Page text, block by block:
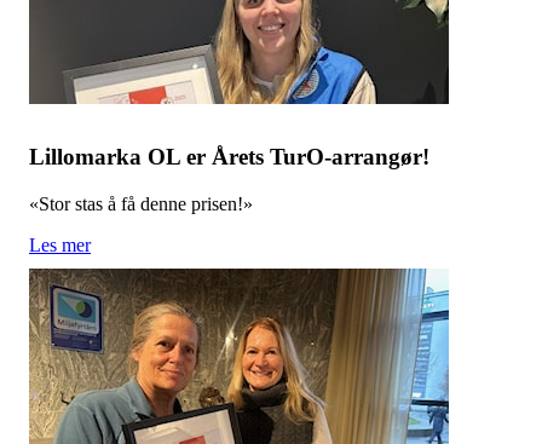
Lillomarka OL er Årets TurO-arrangør!
«Stor stas å få denne prisen!»
Les mer